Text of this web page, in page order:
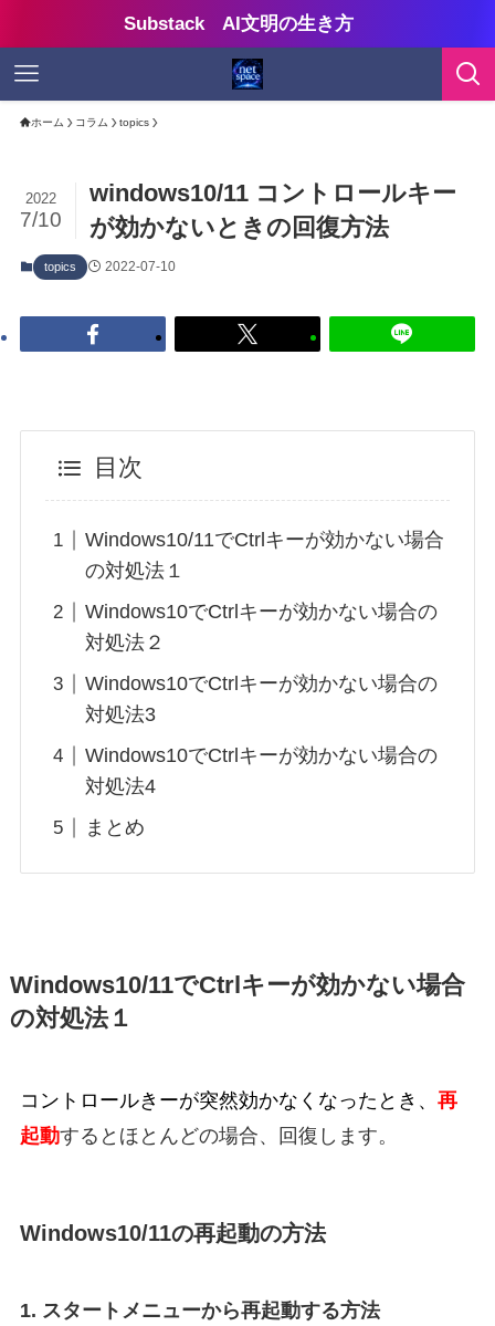
Substack AI文明の生き方
ホーム コラム topics
windows10/11 コントロールキー
が効かないときの回復方法
2022
7/10
topics 2022-07-10
目次
Windows10/11でCtrlキーが効かない場合
の対処法１
Windows10でCtrlキーが効かない場合の
対処法２
Windows10でCtrlキーが効かない場合の
対処法3
Windows10でCtrlキーが効かない場合の
対処法4
まとめ
Windows10/11でCtrlキーが効かない場合
の対処法１
コントロールきーが突然効かなくなったとき、 再
起動するとほとんどの場合、回復します。
Windows10/11の再起動の方法
1. スタートメニューから再起動する方法